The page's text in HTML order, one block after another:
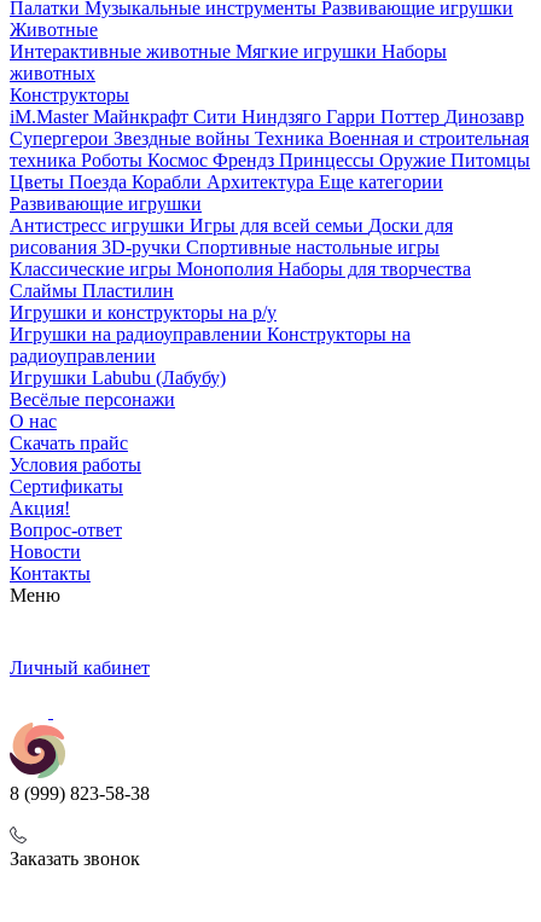
Палатки Музыкальные инструменты Развивающие игрушки
Животные
Интерактивные животные Мягкие игрушки Наборы
животных
Конструкторы
iM.Master Майнкрафт Сити Ниндзяго Гарри Поттер Динозавр
Супергерои Звездные войны Техника Военная и строительная
техника Роботы Космос Френдз Принцессы Оружие Питомцы
Цветы Поезда Корабли Архитектура Еще категории
Развивающие игрушки
Антистресс игрушки Игры для всей семьи Доски для
рисования 3D-ручки Спортивные настольные игры
Классические игры Монополия Наборы для творчества
Слаймы Пластилин
Игрушки и конструкторы на р/у
Игрушки на радиоуправлении Конструкторы на
радиоуправлении
Игрушки Labubu (Лабубу)
Весёлые персонажи
О нас
Скачать прайс
Условия работы
Сертификаты
Акция!
Вопрос-ответ
Новости
Контакты
Меню
Личный кабинет
8 (999) 823-58-38
Заказать звонок